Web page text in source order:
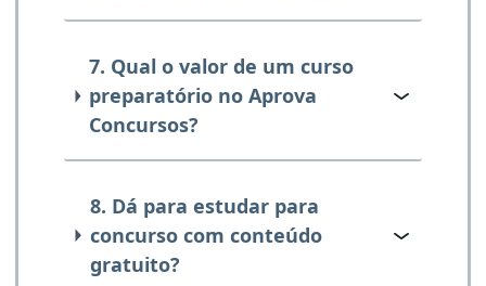
7. Qual o valor de um curso
preparatório no Aprova
Concursos?
8. Dá para estudar para
concurso com conteúdo
gratuito?